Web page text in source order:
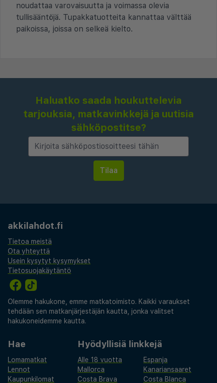
noudattaa varovaisuutta ja voimassa olevia
tullisääntöjä. Tupakkatuotteita kannattaa välttää
paikoissa, joissa on selkeä kielto.
Haluatko saada houkuttelevia
tarjouksia, matkavinkkejä ja uutisia
sähköpostitse?
akkilahdot.fi
Tietoa meistä
Ota yhteyttä
Usein kysytyt kysymykset
Tietosuojakäytäntö
Olemme hakukone, emme matkatoimisto. Kaikki varaukset
tehdään sen matkanjärjestäjän kautta, jonka valitset
hakukoneidemme kautta.
Hae
Lomamatkat
Lennot
Kaupunkilomat
Hyödyllisiä linkkejä
Alle 18 vuotta
Espanja
Mallorca
Kanariansaaret
Costa Brava
Costa Blanca